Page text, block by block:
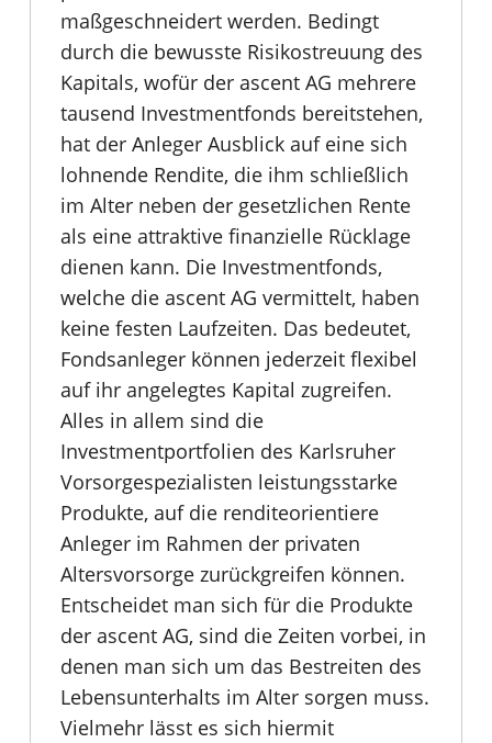
maßgeschneidert werden. Bedingt
durch die bewusste Risikostreuung des
Kapitals, wofür der ascent AG mehrere
tausend Investmentfonds bereitstehen,
hat der Anleger Ausblick auf eine sich
lohnende Rendite, die ihm schließlich
im Alter neben der gesetzlichen Rente
als eine attraktive finanzielle Rücklage
dienen kann. Die Investmentfonds,
welche die ascent AG vermittelt, haben
keine festen Laufzeiten. Das bedeutet,
Fondsanleger können jederzeit flexibel
auf ihr angelegtes Kapital zugreifen.
Alles in allem sind die
Investmentportfolien des Karlsruher
Vorsorgespezialisten leistungsstarke
Produkte, auf die renditeorientiere
Anleger im Rahmen der privaten
Altersvorsorge zurückgreifen können.
Entscheidet man sich für die Produkte
der ascent AG, sind die Zeiten vorbei, in
denen man sich um das Bestreiten des
Lebensunterhalts im Alter sorgen muss.
Vielmehr lässt es sich hiermit